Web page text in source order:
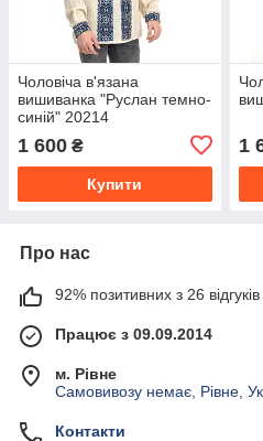
Чоловіча в'язана
вишиванка "Руслан темно-
синій" 20214
1 600 ₴
Купити
1
Про нас
92% позитивних з 26 відгуків
Працює з 09.09.2014
м. Рівне
Самовивозу немає, Рівне,
Контакти